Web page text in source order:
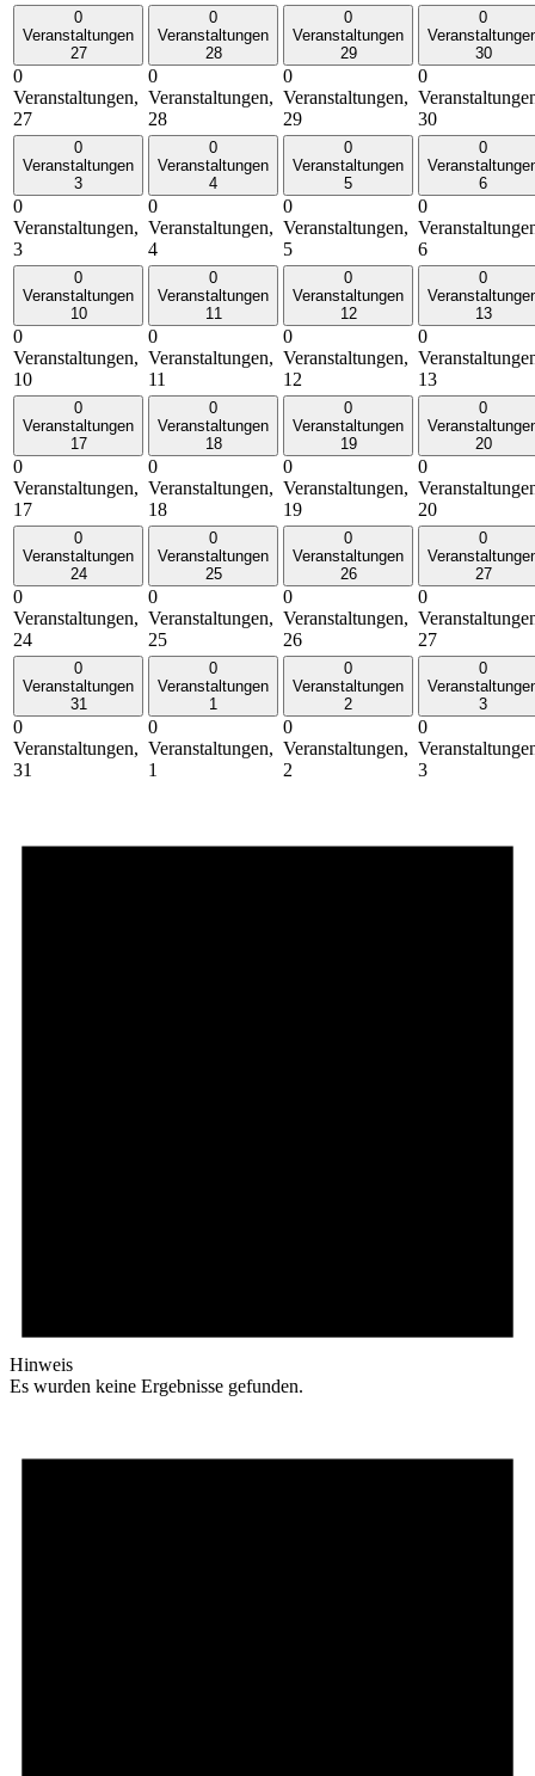
0
Veranstaltungen
27
0
Veranstaltungen,
27
0
Veranstaltungen
28
0
Veranstaltungen,
28
0
Veranstaltungen
29
0
Veranstaltungen,
29
0
30
0
30
0
Veranstaltungen
3
0
Veranstaltungen,
3
0
Veranstaltungen
4
0
Veranstaltungen,
4
0
Veranstaltungen
5
0
Veranstaltungen,
5
0
6
0
6
0
Veranstaltungen
10
0
Veranstaltungen,
10
0
Veranstaltungen
11
0
Veranstaltungen,
11
0
Veranstaltungen
12
0
Veranstaltungen,
12
0
13
0
13
0
Veranstaltungen
17
0
Veranstaltungen,
17
0
Veranstaltungen
18
0
Veranstaltungen,
18
0
Veranstaltungen
19
0
Veranstaltungen,
19
0
20
0
20
0
Veranstaltungen
24
0
Veranstaltungen,
24
0
Veranstaltungen
25
0
Veranstaltungen,
25
0
Veranstaltungen
26
0
Veranstaltungen,
26
0
27
0
27
0
Veranstaltungen
31
0
Veranstaltungen,
31
0
Veranstaltungen
1
0
Veranstaltungen,
1
0
Veranstaltungen
2
0
Veranstaltungen,
2
0
3
0
3
Hinweis
Es wurden keine Ergebnisse gefunden.